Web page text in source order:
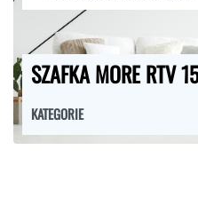
SZAFKA MORE RTV
KATEGORIE